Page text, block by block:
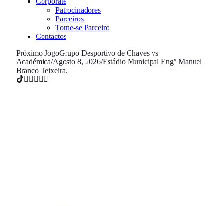
Patrocinadores
Parceiros
Torne-se Parceiro
Contactos
Próximo JogoGrupo Desportivo de Chaves vs
Académica/Agosto 8, 2026/Estádio Municipal Eng° Manuel
Branco Teixeira.